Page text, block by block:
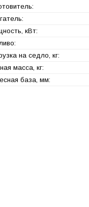
кВт:
на седло, кг:
масса, кг:
база, мм: